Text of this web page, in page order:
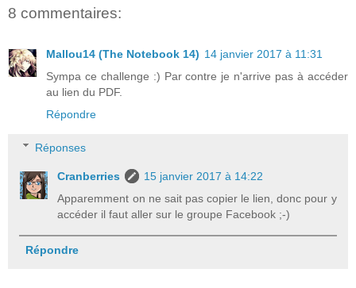
8 commentaires:
Mallou14 (The Notebook 14) 14 janvier 2017 à 11:31
Sympa ce challenge :) Par contre je n'arrive pas à accéder
au lien du PDF.
Répondre
Réponses
Cranberries
15 janvier 2017 à 14:22
Apparemment on ne sait pas copier le lien, donc pour y
accéder il faut aller sur le groupe Facebook ;-)
Répondre